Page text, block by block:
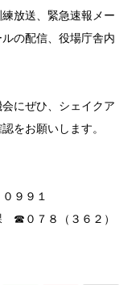
放送、緊急速報メー
の配信、役場庁舎内
にぜひ、シェイクア
をお願いします。
９９１
☎０７８（３６２）